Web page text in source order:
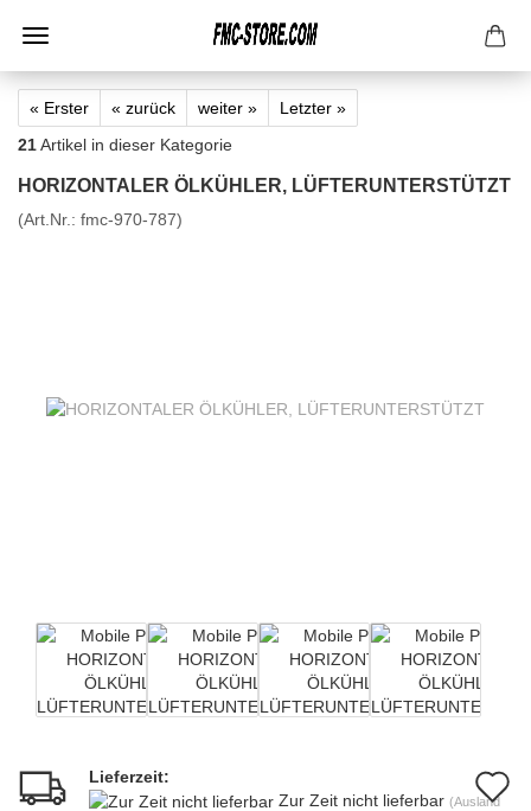
« Erster « zurück weiter »
Letzter »
21Artikel in dieser Kategorie
HORIZONTALER ÖLKÜHLER, LÜFTERUNTERSTÜTZT
(Art.Nr.: fmc-970-787)
Lieferzeit:
Zur Zeit nicht lieferbar (Ausland